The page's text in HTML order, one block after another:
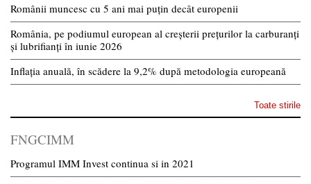
Românii muncesc cu 5 ani mai puțin decât europenii
România, pe podiumul european al creșterii prețurilor la carburanți
și lubrifianți în iunie 2026
Inflația anuală, în scădere la 9,2% după metodologia europeană
Toate stirile
FNGCIMM
Programul IMM Invest continua si in 2021